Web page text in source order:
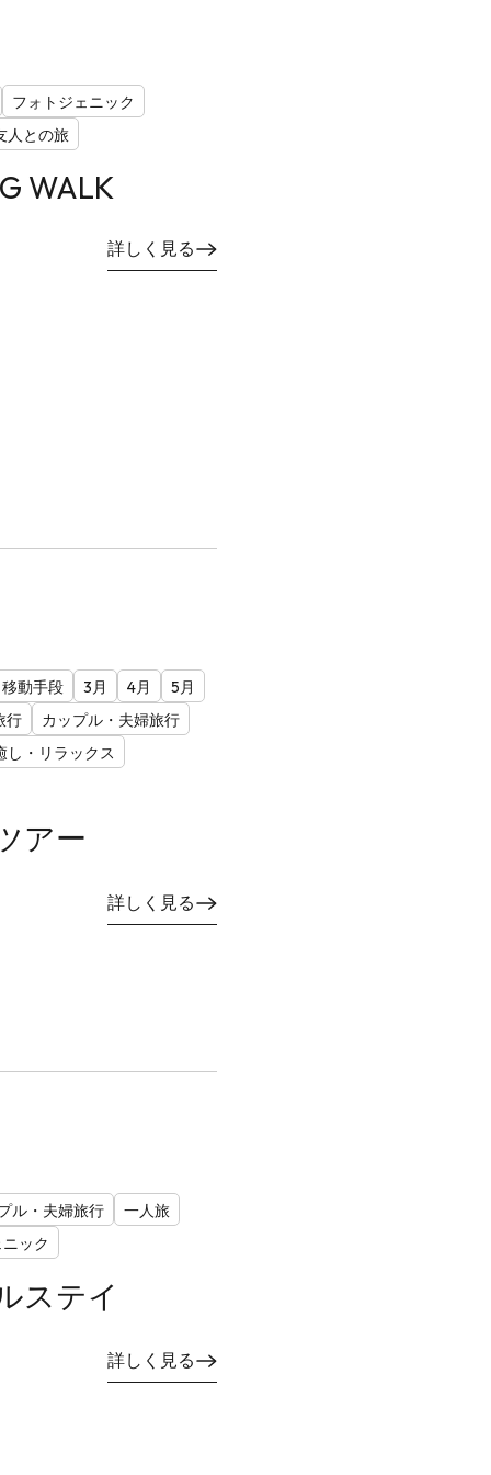
フォトジェニック
人との旅
WALK
詳しく見る
移動手段 3月 4月
5月
行
カップル・夫婦旅行
し・リラックス
アー
詳しく見る
ル・夫婦旅行
一人旅
ック
ステイ
詳しく見る